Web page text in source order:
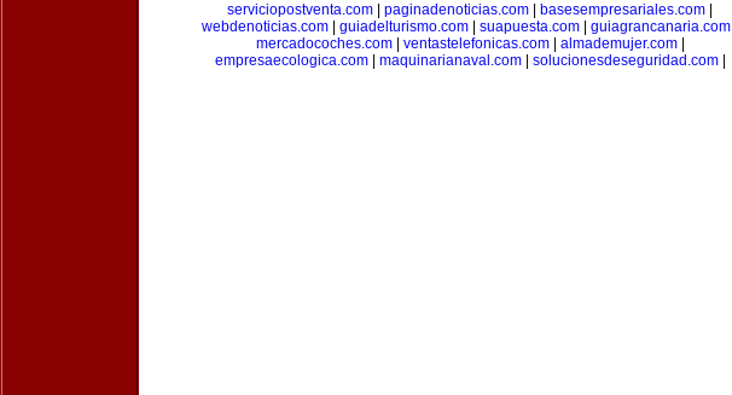
serviciopostventa.com
paginadenoticias.com basesempresariales.com
webdenoticias.com
guiadelturismo.com suapuesta.com guiagrancanaria.com
mercadocoches.com| ventastelefonicas.com| almademujer.com|
empresaecologica.com| maquinarianaval.com| solucionesdeseguridad.com|